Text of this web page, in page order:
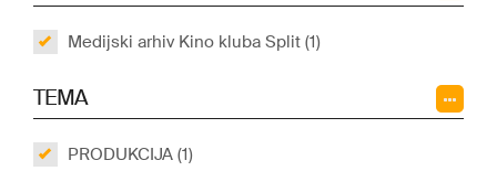
Medijski arhiv Kino kluba Split (1)
TEMA
PRODUKCIJA (1)